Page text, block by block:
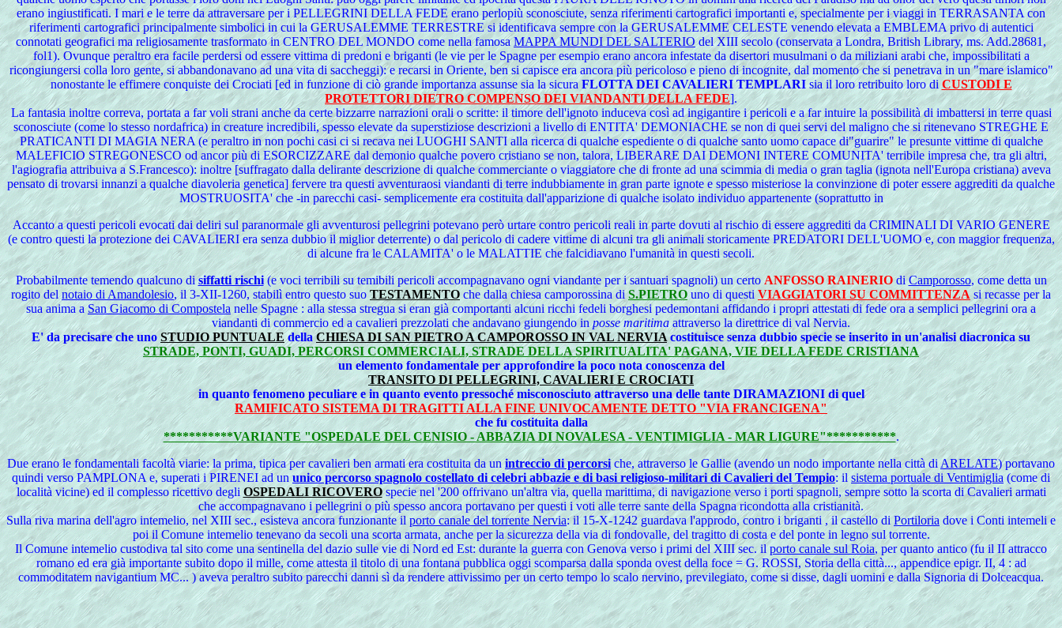
erano ingiustificati. I mari e le terre da attraversare per i PELLEGRINI DELLA FEDE erano perlopiù sconosciute, senza riferimenti cartografici importanti e, specialmente per i viaggi in TERRASANTA con
riferimenti cartografici principalmente simbolici in cui la GERUSALEMME TERRESTRE si identificava sempre con la GERUSALEMME CELESTE venendo elevata a EMBLEMA privo di autentici
connotati geografici ma religiosamente trasformato in CENTRO DEL MONDO come nella famosaMAPPA MUNDI DEL SALTERIOdel XIII secolo (conservata a Londra, British Library, ms. Add.28681,
fol1). Ovunque peraltro era facile perdersi od essere vittima di predoni e briganti (le vie per le Spagne per esempio erano ancora infestate da disertori musulmani o da miliziani arabi che, impossibilitati a
ricongiungersi colla loro gente, si abbandonavano ad una vita di saccheggi): e recarsi in Oriente, ben si capisce era ancora più pericoloso e pieno di incognite, dal momento che si penetrava in un "mare islamico"
nonostante le effimere conquiste dei Crociati [ed in funzione di ciò grande importanza assunse sia la sicuraFLOTTA DEI CAVALIERI TEMPLARIsia il loro retribuito loro di CUSTODI E
PROTETTORI DIETRO COMPENSO DEI VIANDANTI DELLA FEDE].
La fantasia inoltre correva, portata a far voli strani anche da certe bizzarre narrazioni orali o scritte: il timore dell'ignoto induceva così ad ingigantire i pericoli e a far intuire la possibilità di imbattersi in terre quasi
sconosciute (come lo stesso nordafrica) in creature incredibili, spesso elevate da superstiziose descrizioni a livello di ENTITA' DEMONIACHE se non di quei servi del maligno che si ritenevano STREGHE E
PRATICANTI DI MAGIA NERA (e peraltro in non pochi casi ci si recava nei LUOGHI SANTI alla ricerca di qualche espediente o di qualche santo uomo capace di"guarire" le presunte vittime di qualche
MALEFICIO STREGONESCO od ancor più di ESORCIZZARE dal demonio qualche povero cristiano se non, talora, LIBERARE DAI DEMONI INTERE COMUNITA' terribile impresa che, tra gli altri,
l'agiografia attribuiva a S.Francesco): inoltre [suffragato dalla delirante descrizione di qualche commerciante o viaggiatore che di fronte ad una scimmia di media o gran taglia (ignota nell'Europa cristiana) aveva
pensato di trovarsi innanzi a qualche diavoleria genetica] fervere tra questi avventuraosi viandanti di terre indubbiamente in gran parte ignote e spesso misteriose la convinzione di poter essere aggrediti da qualche
MOSTRUOSITA' che -in parecchi casi- semplicemente era costituita dall'apparizione di qualche isolato individuo appartenente (soprattutto in
Accantoa questi pericoli evocati dai deliri sul paranormale gli avventurosi pellegrini potevano però urtare contro pericoli reali in parte dovuti al rischio di essere aggrediti da CRIMINALI DI VARIO GENERE
(e contro questi la protezione dei CAVALIERI era senza dubbio il miglior deterrente) o dal pericolo di cadere vittime di alcuni tra gli animali storicamente PREDATORI DELL'UOMO e, con maggior frequenza,
di alcune fra le CALAMITA' o le MALATTIE che falcidiavano l'umanità in questi secoli.
Probabilmentetemendo qualcuno disiffatti rischi(e voci terribili su temibili pericoli accompagnavano ogni viandante per i santuari spagnoli) un certo ANFOSSO RAINERIOdiCamporosso, come detta un
rogito delnotaio di Amandolesio, il 3-XII-1260, stabilì entro questo suo TESTAMENTO che dalla chiesa camporossina diS.PIETROuno di questiVIAGGIATORI SU COMMITTENZA si recasse per la
sua anima aSan Giacomo di Compostelanelle Spagne : alla stessa stregua si eran già comportanti alcuni ricchi fedeli borghesi pedemontani affidando i propri attestati di fede ora a semplici pellegrini ora a
viandanti di commercio ed a cavalieri prezzolati che andavano giungendo inposse maritimaattraverso la direttrice di val Nervia.
E' da precisare che uno STUDIO PUNTUALEdellaCHIESA DI SAN PIETRO A CAMPOROSSO IN VAL NERVIAcostituisce senza dubbio specie se inserito in un'analisi diacronica su
STRADE, PONTI, GUADI, PERCORSI COMMERCIALI, STRADE DELLA SPIRITUALITA' PAGANA, VIE DELLA FEDE CRISTIANA
un elemento fondamentale per approfondire la poco nota conoscenza del
TRANSITO DI PELLEGRINI, CAVALIERI E CROCIATI
in quanto fenomeno peculiare e in quanto evento pressoché misconosciuto attraverso una delle tante DIRAMAZIONI di quel
RAMIFICATO SISTEMA DI TRAGITTI ALLA FINE UNIVOCAMENTE DETTO "VIA FRANCIGENA"
che fu costituita dalla
***********VARIANTE "OSPEDALE DEL CENISIO - ABBAZIA DI NOVALESA - VENTIMIGLIA - MAR LIGURE"***********.
Due erano le fondamentali facoltà viarie: la prima, tipica per cavalieri ben armati era costituita da unintreccio di percorsiche, attraverso le Gallie (avendo un nodo importante nella città di ARELATE) portavano
quindi verso PAMPLONA e, superati i PIRENEI ad un unico percorso spagnolo costellato di celebri abbazie e di basi religioso-militari di Cavalieri del Tempio: ilsistema portuale di Ventimiglia (come di
località vicine) ed il complesso ricettivo degliOSPEDALI RICOVEROspecie nel '200 offrivano un'altra via, quella marittima, di navigazione verso i porti spagnoli, sempre sotto la scorta di Cavalieri armati
che accompagnavano i pellegrini o più spesso ancora portavano per questi i voti alle terre sante della Spagna ricondotta alla cristianità.
Sulla riva marina dell'agro intemelio, nel XIII sec., esisteva ancora funzionante il porto canale del torrente Nervia: il 15-X-1242 guardava l'approdo, contro i briganti , il castello di Portiloria dove i Conti intemeli e
poi il Comune intemelio tenevano da secoli una scorta armata, anche per la sicurezza della via di fondovalle, del tragitto di costa e del ponte in legno sul torrente.
Il Comune intemelio custodiva tal sito come una sentinella del dazio sulle vie di Nord ed Est: durante la guerra con Genova verso i primi del XIII sec. ilporto canale sul Roia, per quanto antico (fu il II attracco
romano ed era già importante subito dopo il mille, come attesta il titolo di una fontana pubblica oggi scomparsa dalla sponda ovest della foce = G. ROSSI, Storia della città..., appendice epigr. II, 4 : ad
commoditatem navigantium MC... ) aveva peraltro subito parecchi danni sì da rendere attivissimo per un certo tempo lo scalo nervino, previlegiato, come si disse, dagli uomini e dalla Signoria di Dolceacqua.